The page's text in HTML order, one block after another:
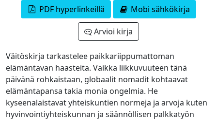
PDF hyperlinkeillä Mobi sähkökirja
Arvioi kirja
Väitöskirja tarkastelee paikkariippumattoman
elämäntavan haasteita. Vaikka liikkuvuuteen tänä
päivänä rohkaistaan, globaalit nomadit kohtaavat
elämäntapansa takia monia ongelmia. He
kyseenalaistavat yhteiskuntien normeja ja arvoja kuten
hyvinvointiyhteiskunnan ja säännöllisen palkkatyön